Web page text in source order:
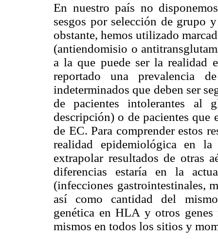
En nuestro país no
sesgos por selección de grupo
obstante, hemos utilizado
(antiendomisio o
a la que puede ser la realidad
reportado una prevalencia
indeterminados que deben ser
de pacientes intolerantes al
descripción) o de pacientes
de EC. Para comprender estos
realidad epidemiológica en
extrapolar resultados de otras
diferencias estaría en la
(infecciones gastrointestinales,
así como cantidad del
genética en HLA y otros
mismos en todos los sitios y